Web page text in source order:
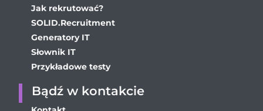
Jak rekrutować?
SOLID.Recruitment
Generatory IT
Słownik IT
Przykładowe testy
Bądź w kontakcie